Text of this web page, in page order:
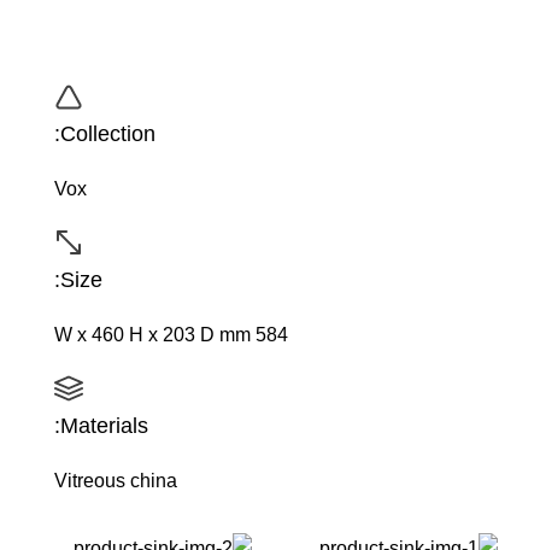
Collection:
Vox
Size:
584 W x 460 H x 203 D mm
Materials:
Vitreous china